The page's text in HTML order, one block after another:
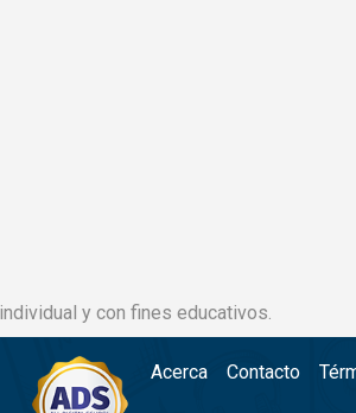
y con fines educativos.
Acerca Contacto